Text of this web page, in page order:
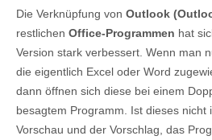
Die Verknüpfung von Outlook
restlichen Office-Programmen hat
Version stark verbessert. Wenn man
die eigentlich Excel oder Word
dann öffnen sich diese bei einem
besagtem Programm. Ist dieses nicht
Vorschau und der Vorschlag, das